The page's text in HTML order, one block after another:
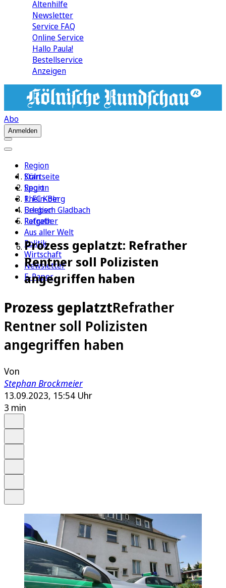
Altenhilfe
Newsletter
Service FAQ
Online Service
Hallo Paula!
Bestellservice
Anzeigen
Abo
Anmelden
Region
Köln
Sport
1. FC Köln
Erleben
Ratgeber
Aus aller Welt
Politik
Wirtschaft
Newsletter
E-Paper
Startseite
Region
Rhein-Berg
Bergisch Gladbach
Refrath
Prozess geplatzt: Refrather
Rentner soll Polizisten
angegriffen haben
Prozess geplatztRefrather
Rentner soll Polizisten
angegriffen haben
Von
Stephan Brockmeier
13.09.2023, 15:54 Uhr
3 min